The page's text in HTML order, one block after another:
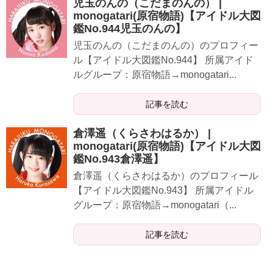
児玉のんの（こだまのんの） |
monogatari(原宿物語)【アイドル大図
鑑No.944児玉のんの】
​​​​​児玉のんの（こだまのんの）のプロフィー
ル【アイドル大図鑑No.944】 所属アイド
ルグループ：原宿物語→monogatari...
記事を読む
倉澤遥（くらさわはるか） |
monogatari(原宿物語)【アイドル大図
鑑No.943倉澤遥】
​​​​​倉澤遥（くらさわはるか）のプロフィール
【アイドル大図鑑No.943】 所属アイドル
グループ：原宿物語→monogatari（...
記事を読む